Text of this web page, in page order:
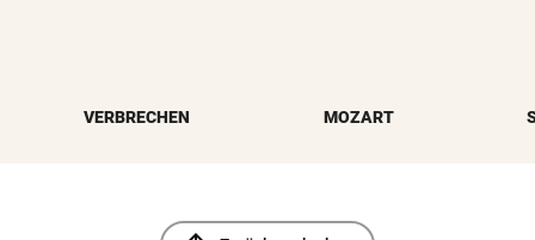
VERBRECHEN MOZART